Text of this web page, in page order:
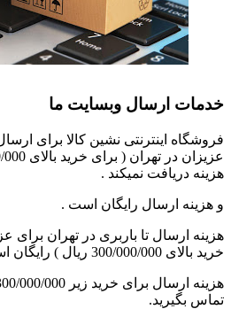
خدمات ارسال وبسایت ما
فروشگاه اینترنتی نشین کالا برای
هزینه دریافت نمیکند .
و هزینه ارسال رایگان است .
هزینه ارسال تا باربری در تهران برای
خرید بالای 300/000/000 ریال ) رایگان است.
تماس بگیرید.